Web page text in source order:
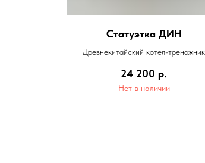
Статуэтка ДИН
Древнекитайский котел-треножник
24 200 р.
Нет в наличии